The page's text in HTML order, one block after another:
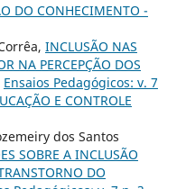
DO CONHECIMENTO -
INCLUSÃO NAS
NA PERCEPÇÃO DOS
Ensaios Pedagógicos: v. 7
E CONTROLE
dos Santos
SOBRE A INCLUSÃO
DO